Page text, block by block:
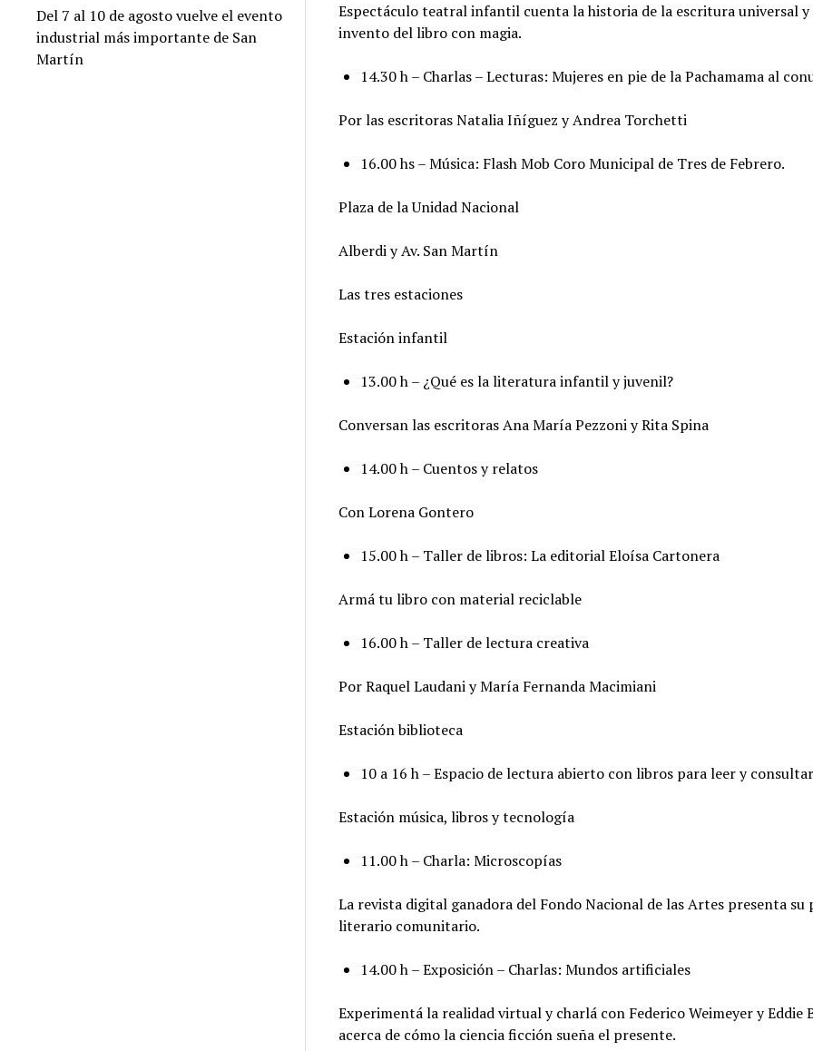
Del 7 al 10 de agosto vuelve el evento
industrial más importante de San
Martín
Espectáculo teatral infantil cuenta la historia de la escritura universal y
invento del libro con magia.
14.30 h – Charlas – Lecturas: Mujeres en pie de la Pachamama al
Por las escritoras Natalia Iñíguez y Andrea Torchetti
16.00 hs – Música: Flash Mob Coro Municipal de Tres de Febrero.
Plaza de la Unidad Nacional
Alberdi y Av. San Martín
Las tres estaciones
Estación infantil
13.00 h – ¿Qué es la literatura infantil y juvenil?
Conversan las escritoras Ana María Pezzoni y Rita Spina
14.00 h – Cuentos y relatos
Con Lorena Gontero
15.00 h – Taller de libros: La editorial Eloísa Cartonera
Armá tu libro con material reciclable
16.00 h – Taller de lectura creativa
Por Raquel Laudani y María Fernanda Macimiani
Estación biblioteca
10 a 16 h – Espacio de lectura abierto con libros para leer y
Estación música, libros y tecnología
11.00 h – Charla: Microscopías
La revista digital ganadora del Fondo Nacional de las Artes presenta su
literario comunitario.
14.00 h – Exposición – Charlas: Mundos artificiales
Experimentá la realidad virtual y charlá con Federico Weimeyer y Eddie
acerca de cómo la ciencia ficción sueña el presente.